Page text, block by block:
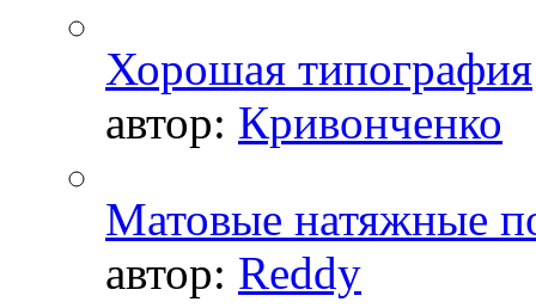
Хорошая типография
автор: Кривонченко
Матовые натяжные
автор: Reddy